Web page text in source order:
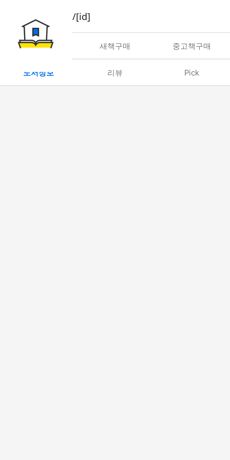
book/rent/[id]
대여 새책구매 중고책구매
도서정보 리뷰 Pick